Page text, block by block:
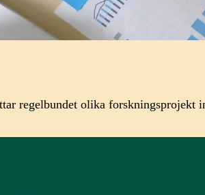
regelbundet olika